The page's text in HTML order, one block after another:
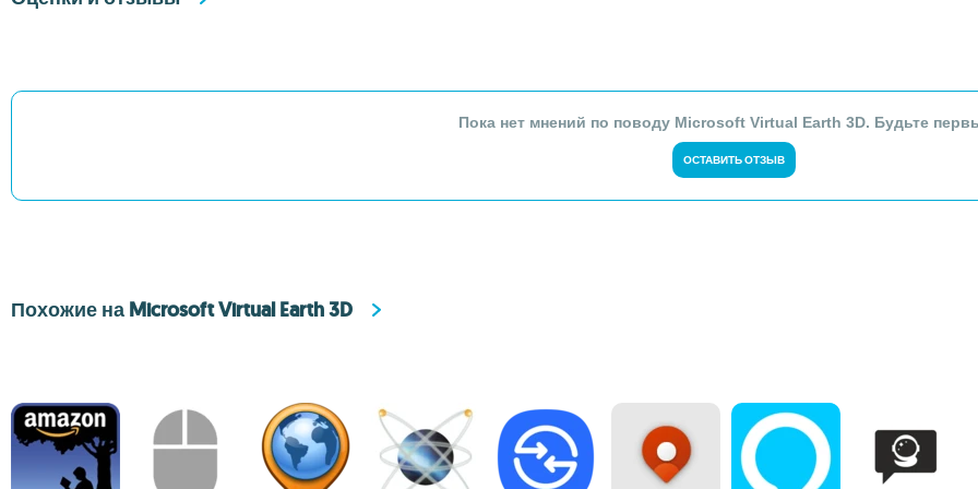
Пока нет мнений по поводу Microsoft Virtual Earth 3D. Будьте
ОСТАВИТЬ ОТЗЫВ
Похожие на Microsoft Virtual Earth 3D